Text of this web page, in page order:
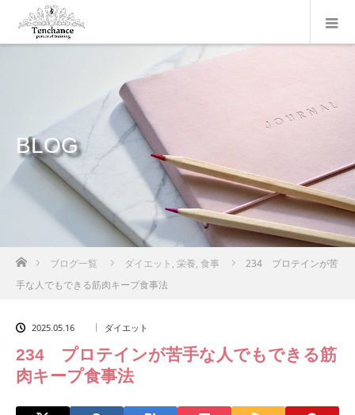
BLOG
ホームブログ一覧 ダイエット , 栄養, 食事
234 プロテインが苦
手な人でもできる筋肉キープ食事法
2025.05.16 ダイエット
234 プロテインが苦手な人でもできる筋
肉キープ食事法